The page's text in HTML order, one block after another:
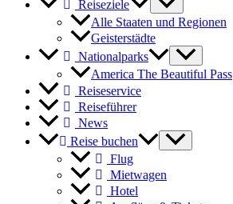
Walk
Reiseziele
Alle Staaten und Regionen
Geisterstädte
Nationalparks
America The Beautiful Pass
Reiseservice
Reiseführer
News
Reise buchen
Flug
Mietwagen
Hotel